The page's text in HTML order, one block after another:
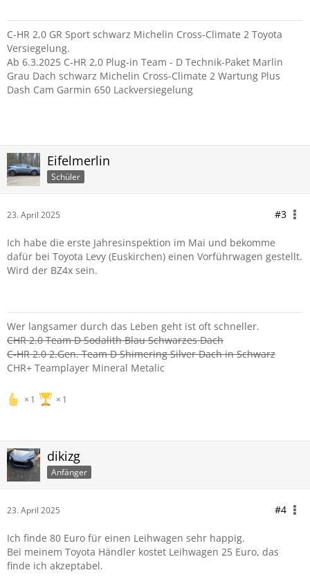
C-HR 2,0 GR Sport schwarz Michelin Cross-Climate 2 Toyota
Versiegelung.
Ab 6.3.2025 C-HR 2,0 Plug-in Team - D Technik-Paket Marlin
Grau Dach schwarz Michelin Cross-Climate 2 Wartung Plus
Dash Cam Garmin 650 Lackversiegelung
Eifelmerlin
Schüler
23. April 2025 #3
Ich habe die erste Jahresinspektion im Mai und bekomme
dafür bei Toyota Levy (Euskirchen) einen Vorführwagen gestellt.
Wird der BZ4x sein.
Wer langsamer durch das Leben geht ist oft schneller.
CHR 2.0 Team D Sodalith Blau Schwarzes Dach
C-HR 2.0 2.Gen. Team D Shimering Silver Dach in Schwarz
CHR+ Teamplayer Mineral Metalic
1 1
dikizg
Anfänger
23. April 2025 #4
Ich finde 80 Euro für einen Leihwagen sehr happig.
Bei meinem Toyota Händler kostet Leihwagen 25 Euro, das
finde ich akzeptabel.